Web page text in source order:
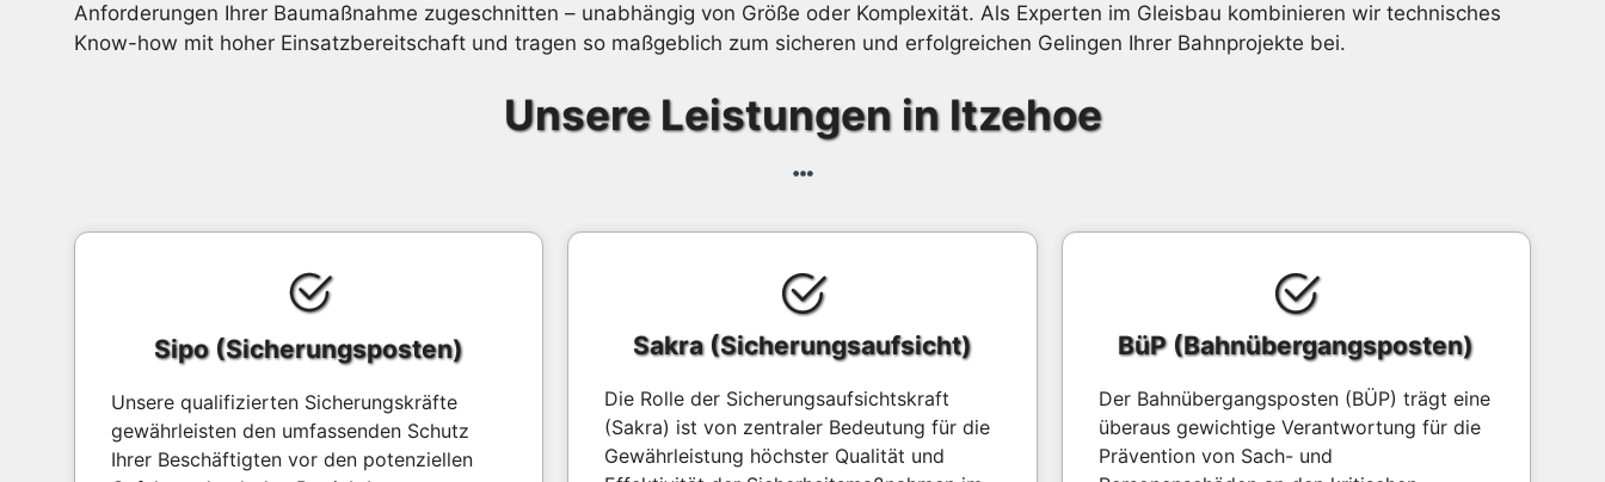
Anforderungen Ihrer Baumaßnahme zugeschnitten – unabhängig von Größe oder Komplexität. Als Experten im Gleisbau kombinieren wir technisches
Know-how mit hoher Einsatzbereitschaft und tragen so maßgeblich zum sicheren und erfolgreichen Gelingen Ihrer Bahnprojekte bei.
Unsere Leistungen in Itzehoe
Sipo (Sicherungsposten)
Unsere qualifizierten Sicherungskräfte
gewährleisten den umfassenden Schutz
Ihrer Beschäftigten vor den potenziellen
Sakra (Sicherungsaufsicht)
Die Rolle der Sicherungsaufsichtskraft
(Sakra) ist von zentraler Bedeutung für die
Gewährleistung höchster Qualität und
BüP (Bahnübergangsposten)
Der Bahnübergangsposten (BÜP) trägt eine
überaus gewichtige Verantwortung für die
Prävention von Sach- und